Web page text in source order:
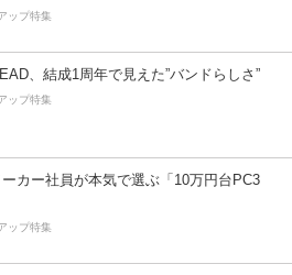
ップ特集
、結成1周年で見えた”バンドらしさ”
ップ特集
カー社員が本気で選ぶ「10万円台PC3
ップ特集